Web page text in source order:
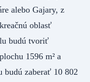
alebo Gajary, z
oblasť
budú tvoriť
1596 m² a
budú zaberať 10 802